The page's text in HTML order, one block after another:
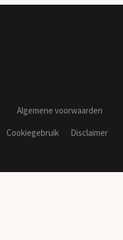
Algemene voorwaarden
Cookiegebruik
Disclaimer